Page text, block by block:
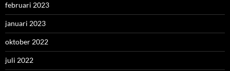
februari 2023
januari 2023
oktober 2022
juli 2022